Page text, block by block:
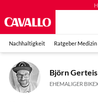
Nachhaltigkeit Ratgeber Medizin
Björn Gerteis
EHEMALIGER